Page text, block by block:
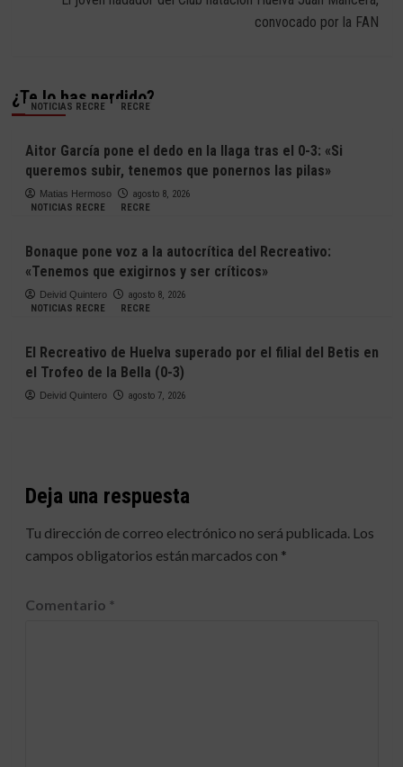
convocado por la FAN
¿Te lo has perdido?
NOTICIAS RECRE RECRE
Aitor García pone el dedo en la llaga tras el 0-3: «Si
queremos subir, tenemos que ponernos las pilas»
Matias Hermoso
agosto 8, 2026
NOTICIAS RECRE
RECRE
Bonaque pone voz a la autocrítica del Recreativo:
«Tenemos que exigirnos y ser críticos»
Deivid Quintero
agosto 8, 2026
NOTICIAS RECRE
RECRE
El Recreativo de Huelva superado por el filial del Betis en
el Trofeo de la Bella (0-3)
Deivid Quintero agosto 7, 2026
Deja una respuesta
Tu dirección de correo electrónico no será publicada. Los
campos obligatorios están marcados con *
Comentario *